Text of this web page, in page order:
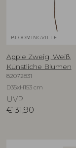
BLOOMINGVILLE
Apple Zweig, Weiß,
Künstliche Blumen
82072831
D35xH153 cm
UVP
€ 31,90